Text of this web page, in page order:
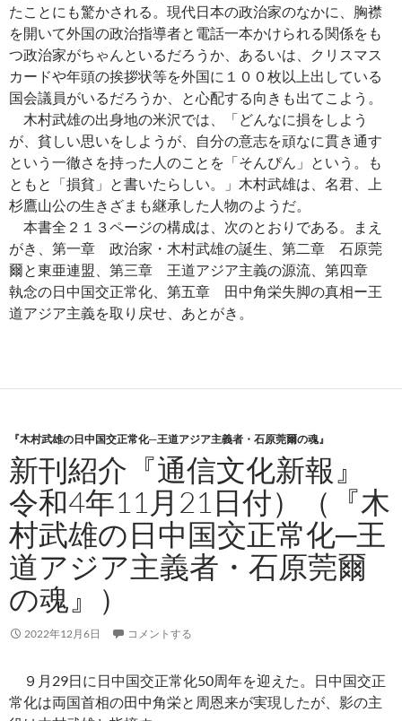
たことにも驚かされる。現代日本の政治家のなかに、胸襟
を開いて外国の政治指導者と電話一本かけられる関係をも
つ政治家がちゃんといるだろうか、あるいは、クリスマス
カードや年頭の挨拶状等を外国に１００枚以上出している
国会議員がいるだろうか、と心配する向きも出てこよう。
木村武雄の出身地の米沢では、「どんなに損をしよう
が、貧しい思いをしようが、自分の意志を頑なに貫き通す
という一徹さを持った人のことを「そんぴん」という。も
ともと「損貧」と書いたらしい。」木村武雄は、名君、上
杉鷹山公の生きざまも継承した人物のようだ。
本書全２１３ページの構成は、次のとおりである。まえ
がき、第一章 政治家・木村武雄の誕生、第二章 石原莞
爾と東亜連盟、第三章 王道アジア主義の源流、第四章
執念の日中国交正常化、第五章 田中角栄失脚の真相ー王
道アジア主義を取り戻せ、あとがき。
『木村武雄の日中国交正常化─王道アジア主義者・石原莞爾の魂』
新刊紹介『通信文化新報』
令和4年11月21日付）（『木
村武雄の日中国交正常化─王
道アジア主義者・石原莞爾
の魂』）
2022年12月6日 コメントする
９月29日に日中国交正常化50周年を迎えた。日中国交正
常化は両国首相の田中角栄と周恩来が実現したが、影の主